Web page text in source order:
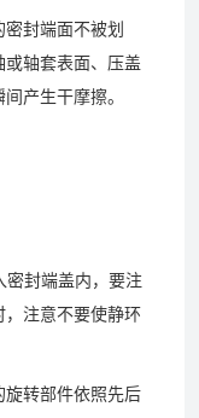
封端面不被划
轴套表面、压盖
产生干摩擦。
密封端盖内，要注
注意不要使静环
转部件依照先后